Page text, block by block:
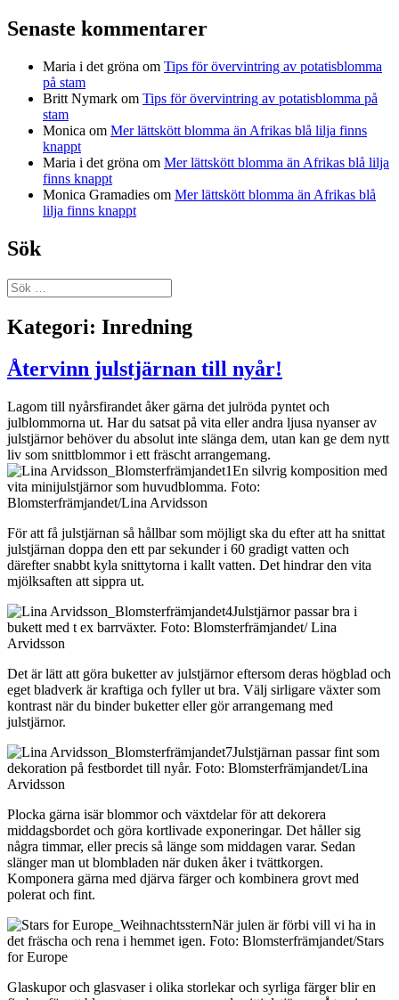
Senaste kommentarer
Maria i det gröna om Tips för övervintring av potatisblomma
på stam
Britt Nymark om Tips för övervintring av potatisblomma på
stam
Monica om Mer lättskött blomma än Afrikas blå lilja finns
knappt
Maria i det gröna om Mer lättskött blomma än Afrikas blå lilja
finns knappt
Monica Gramadies om Mer lättskött blomma än Afrikas blå
lilja finns knappt
Sök
Sök
efter:
Kategori: Inredning
Återvinn julstjärnan till nyår!
Lagom till nyårsfirandet åker gärna det julröda pyntet och
julblommorna ut. Har du satsat på vita eller andra ljusa nyanser av
julstjärnor behöver du absolut inte slänga dem, utan kan ge dem nytt
liv som snittblommor i ett fräscht arrangemang.
En silvrig komposition med
vita minijulstjärnor som huvudblomma. Foto:
Blomsterfrämjandet/Lina Arvidsson
För att få julstjärnan så hållbar som möjligt ska du efter att ha snittat
julstjärnan doppa den ett par sekunder i 60 gradigt vatten och
därefter snabbt kyla snittytorna i kallt vatten. Det hindrar den vita
mjölksaften att sippra ut.
Julstjärnor passar bra i
bukett med t ex barrväxter. Foto: Blomsterfrämjandet/ Lina
Arvidsson
Det är lätt att göra buketter av julstjärnor eftersom deras högblad och
eget bladverk är kraftiga och fyller ut bra. Välj sirligare växter som
kontrast när du binder buketter eller gör arrangemang med
julstjärnor.
Julstjärnan passar fint som
dekoration på festbordet till nyår. Foto: Blomsterfrämjandet/Lina
Arvidsson
Plocka gärna isär blommor och växtdelar för att dekorera
middagsbordet och göra kortlivade exponeringar. Det håller sig
några timmar, eller precis så länge som middagen varar. Sedan
slänger man ut blombladen när duken åker i tvättkorgen.
Komponera gärna med djärva färger och kombinera grovt med
polerat och fint.
När julen är förbi vill vi ha in
det fräscha och rena i hemmet igen. Foto: Blomsterfrämjandet/Stars
for Europe
Glaskupor och glasvaser i olika storlekar och syrliga färger blir en